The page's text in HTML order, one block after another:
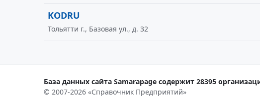
KODRU
Тольятти г., Базовая ул., д. 32
База данных сайта Samarapage содержит 28395
© 2007-2026 «Справочник Предприятий»